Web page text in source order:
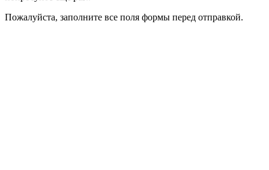
Пожалуйста, заполните все поля формы перед отправкой.